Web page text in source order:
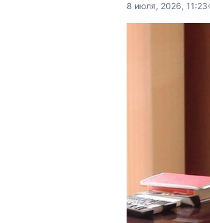
8 июля, 2026, 11:23